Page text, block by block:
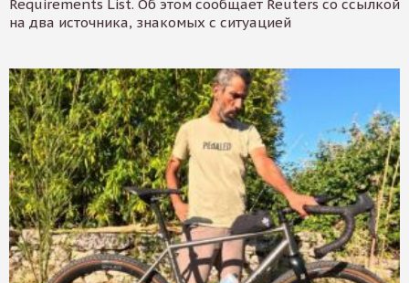
Requirements List. Об этом сообщает Reuters со ссылкой
на два источника, знакомых с ситуацией